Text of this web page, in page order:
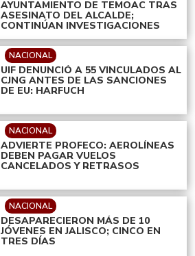
AYUNTAMIENTO DE TEMOAC TRAS
ASESINATO DEL ALCALDE;
CONTINÚAN INVESTIGACIONES
NACIONAL
UIF DENUNCIÓ A 55 VINCULADOS AL
CJNG ANTES DE LAS SANCIONES
DE EU: HARFUCH
NACIONAL
ADVIERTE PROFECO: AEROLÍNEAS
DEBEN PAGAR VUELOS
CANCELADOS Y RETRASOS
NACIONAL
DESAPARECIERON MÁS DE 10
JÓVENES EN JALISCO; CINCO EN
TRES DÍAS